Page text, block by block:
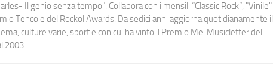
Il genio senza tempo". Collabora con i mensili “Classic Rock”, "Vinile"
Tenco e del Rockol Awards. Da sedici anni aggiorna quotidianamente il
culture varie, sport e con cui ha vinto il Premio Mei Musicletter del
2003.